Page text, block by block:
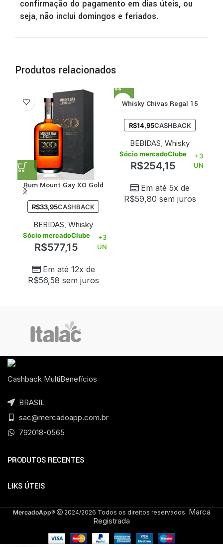
confirmação do pagamento em dias úteis, ou
seja, não inclui domingos e feriados.
Produtos relacionados
Rum Mount Gay XO Gold
R$33,95CASHBACK
BEBIDAS, Whisky
Sócio mercadoClube
R$577,15
+3
UN
Em até 12x de
R$56,58 sem juros
Whisky Chivas Regal 15
R$14,95CASHBACK
BEBIDAS, Whisky
Sócio mercadoClube
R$254,15
+3
UN
Em até 5x de
R$59,80 sem juros
Cashback MultiBenefícios
BRASIL
sac@mercadoapp.com.br
792018-0565
PRODUTOS RECENTES
LIKS ÚTEIS
MercadoApp® 2024/2026 Todos os direitos reservados. Marca
Registrada
Em